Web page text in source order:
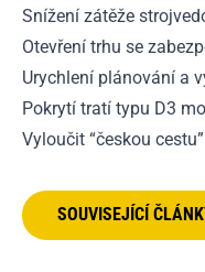
Snížení zátěže
Otevření trhu se
Urychlení plánování a
Pokrytí tratí typu D3
Vyloučit “českou
SOUVISEJÍCÍ